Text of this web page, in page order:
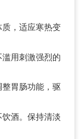
，适应寒热变
用刺激强烈的
胃肠功能，驱
酒。保持清淡